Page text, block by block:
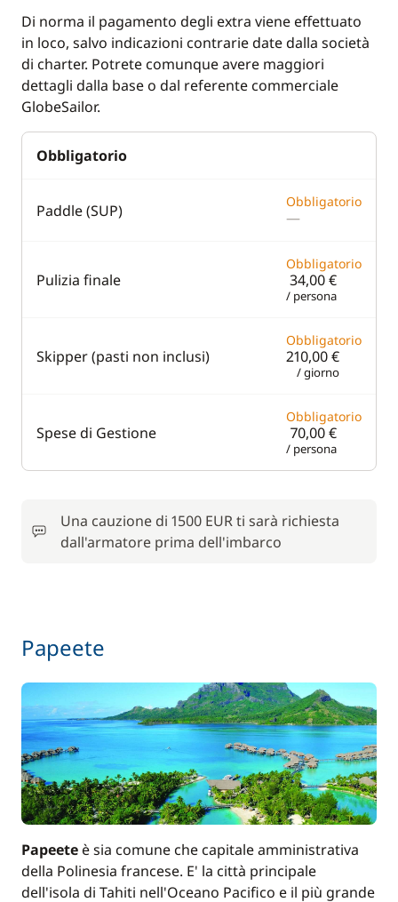
Deck equipment
Bimini
Deck hand shower
Speakers in cockpit
Comfort
Fans in cabins
Di norma il pagamento degli extra viene effettuato
in loco, salvo indicazioni contrarie date dalla società
di charter. Potrete comunque avere maggiori
dettagli dalla base o dal referente commerciale
GlobeSailor.
Obbligatorio
Paddle (SUP) Obbligatorio
—
Pulizia finale
Obbligatorio
34,00 €
/ persona
Skipper (pasti non inclusi)
Obbligatorio
210,00 €
/ giorno
Spese di Gestione
Obbligatorio
70,00 €
/ persona
Una cauzione di 1500 EUR ti sarà richiesta
dall'armatore prima dell'imbarco
Papeete
Papeete è sia comune che capitale amministrativa
della Polinesia francese. E' la città principale
dell'isola di Tahiti nell'Oceano Pacifico e il più grande